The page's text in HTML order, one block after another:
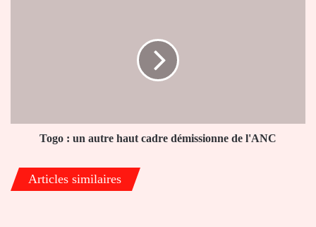
l'ANC
Togo : un autre haut cadre démissionne de l'ANC
Articles similaires